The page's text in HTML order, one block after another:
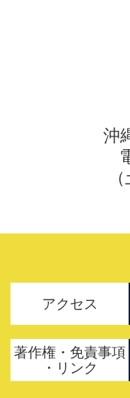
沖
アクセス
著作権・免責事項
・リンク